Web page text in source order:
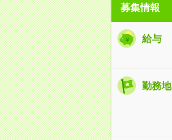
募集情報
給与
勤務地